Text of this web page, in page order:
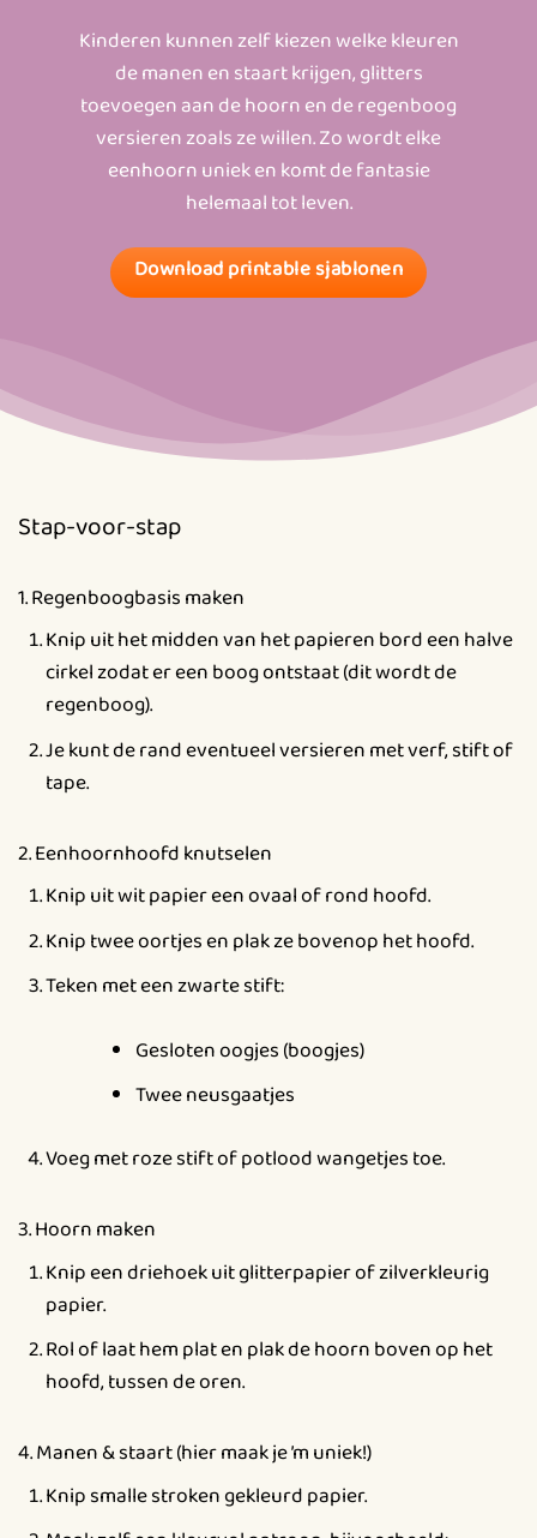
Kinderen kunnen zelf kiezen welke kleuren
de manen en staart krijgen, glitters
toevoegen aan de hoorn en de regenboog
versieren zoals ze willen. Zo wordt elke
eenhoorn uniek en komt de fantasie
helemaal tot leven.
Download printable sjablonen
Stap-voor-stap
1. Regenboogbasis maken
Knip uit het midden van het papieren bord een halve
cirkel zodat er een boog ontstaat (dit wordt de
regenboog).
Je kunt de rand eventueel versieren met verf, stift of
tape.
2. Eenhoornhoofd knutselen
Knip uit wit papier een ovaal of rond hoofd.
Knip twee oortjes en plak ze bovenop het hoofd.
Teken met een zwarte stift:
Gesloten oogjes (boogjes)
Twee neusgaatjes
Voeg met roze stift of potlood wangetjes toe.
3. Hoorn maken
Knip een driehoek uit glitterpapier of zilverkleurig
papier.
Rol of laat hem plat en plak de hoorn boven op het
hoofd, tussen de oren.
4. Manen & staart (hier maak je ’m uniek!)
Knip smalle stroken gekleurd papier.